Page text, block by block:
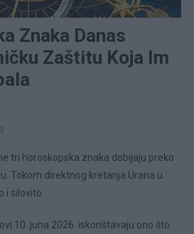
Znaka Danas
Zaštitu Koja Im
tri horoskopska znaka dobijaju preko
Tokom direktnog kretanja Urana u
i silovito.
10. juna 2026. iskorištavaju ono što